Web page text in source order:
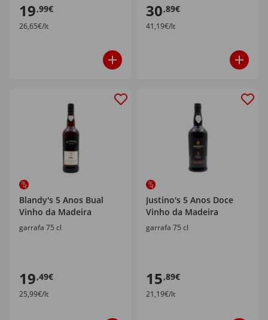
19,99€
26,65€/lt
30,89€
41,19€/lt
Blandy's 5 Anos Bual
Vinho da Madeira
garrafa 75 cl
19,49€
25,99€/lt
Justino's 5 Anos Doce
Vinho da Madeira
garrafa 75 cl
15,89€
21,19€/lt